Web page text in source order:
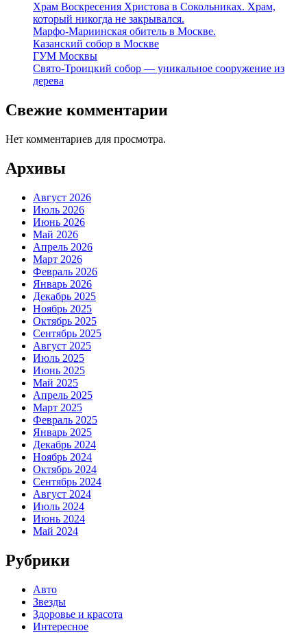
Храм Воскресения Христова в Сокольниках. Храм,
который никогда не закрывался.
Марфо-Мариинская обитель в Москве.
Казанский собор в Москве
ГУМ Москвы
Свято-Троицкий собор — уникальное сооружение из
дерева
Свежие комментарии
Нет комментариев для просмотра.
Архивы
Август 2026
Июль 2026
Июнь 2026
Май 2026
Апрель 2026
Март 2026
Февраль 2026
Январь 2026
Декабрь 2025
Ноябрь 2025
Октябрь 2025
Сентябрь 2025
Август 2025
Июль 2025
Июнь 2025
Май 2025
Апрель 2025
Март 2025
Февраль 2025
Январь 2025
Декабрь 2024
Ноябрь 2024
Октябрь 2024
Сентябрь 2024
Август 2024
Июль 2024
Июнь 2024
Май 2024
Рубрики
Авто
Звезды
Здоровье и красота
Интересное